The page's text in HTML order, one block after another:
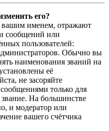
его?
вашим именем, отражают
сообщений или
пользователей:
Обычно вы
наименования званий на
её
не засоряйте
только для
На большинстве
и модератор или
вашего счётчика